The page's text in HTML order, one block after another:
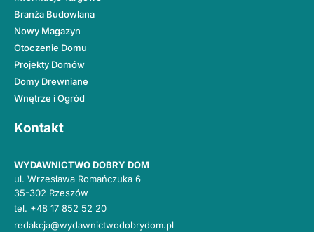
Branża Budowlana
Nowy Magazyn
Otoczenie Domu
Projekty Domów
Domy Drewniane
Wnętrze i Ogród
Kontakt
WYDAWNICTWO DOBRY DOM
ul. Wrzesława Romańczuka 6
35-302 Rzeszów
tel. +48 17 852 52 20
redakcja@wydawnictwodobrydom.pl